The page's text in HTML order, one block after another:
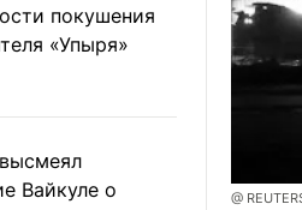
покушения
«Упыря»
Вайкуле о
@